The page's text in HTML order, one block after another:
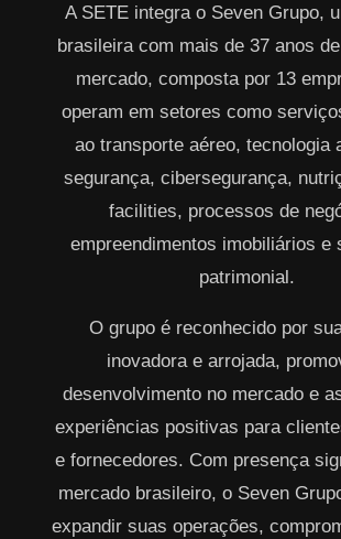
A SETE integra o Seven Grupo,
brasileira com mais de 37 anos
mercado, composta por 13
operam em setores como
ao transporte aéreo, tecnologia
segurança, cibersegurança,
facilities, processos de
empreendimentos imobiliários e
patrimonial.
O grupo é reconhecido por
inovadora e arrojada,
desenvolvimento no mercado e
experiências positivas para
e fornecedores. Com presença
mercado brasileiro, o Seven
expandir suas operações,